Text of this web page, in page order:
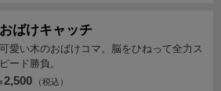
は足りるのか
・カードは★ボーナスのた
して使うのか，目的地にするために温存
総合的に考え，手札と飛行機と燃料メー
をあっちチラチラこっちチラチラと見な
タラクションが楽しい。
ころ】
アクションや改良スイッチの効果にアイ
最初は説明書を参照する必要がある。
おばけキャッチ
可愛い木のおばけコマ。脳をひねって全力ス
ピード勝負。
¥ 2,500 （税込）